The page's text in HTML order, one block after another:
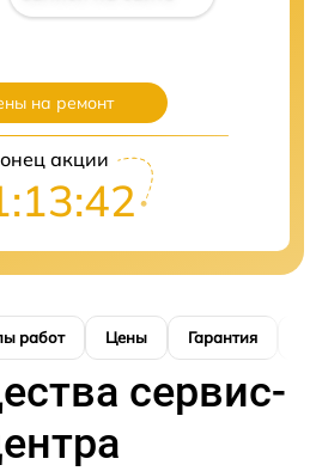
на ремонт
акции
работ Цены Гарантия
сервис-